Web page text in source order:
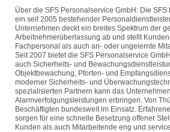
Über die SFS Personalservice GmbH: Die
ein seit 2005 bestehender
Unternehmen deckt ein breites Spektrum der
Arbeitnehmerüberlassung ab und stellt
Fachpersonal als auch an- oder ungelernte
Seit 2007 bietet die SFS Personalservice
auch Sicherheits- und
Objektbewachung, Pforten- und
moderner Sicherheits- und
spezialisierten Partnern kann das
Alarmverfolgungsleistungen erbringen. Von
Beschäftigten bundesweit im Einsatz.
sorgen für eine schnelle Besetzung offener
Kunden als auch Mitarbeitende eng und